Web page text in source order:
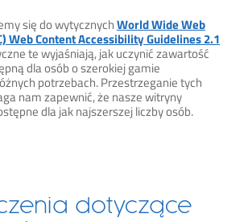
się do wytycznychWorld Wide Web
Web Content Accessibility Guidelines 2.1
te wyjaśniają, jak uczynić zawartość
dla osób o szerokiej gamie
potrzebach. Przestrzeganie tych
nam zapewnić, że nasze witryny
dla jak najszerszej liczby osób.
dotyczące